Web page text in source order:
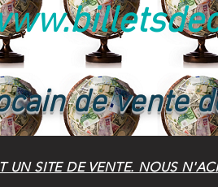
de vente
UN SITE DE VENTE. NOUS